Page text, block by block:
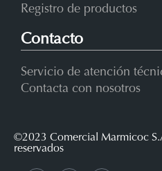
Registro de productos
Contacto
Servicio de atención
Contacta con nosotros
©2023 Comercial Marmicoc
reservados